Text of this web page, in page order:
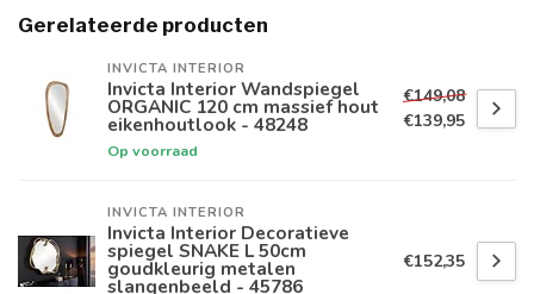
Gerelateerde producten
INVICTA INTERIOR
Invicta Interior Wandspiegel
ORGANIC 120 cm massief hout
eikenhoutlook - 48248
Op voorraad
€149,08
€139,95
INVICTA INTERIOR
Invicta Interior Decoratieve
spiegel SNAKE L 50cm
goudkleurig metalen
slangenbeeld - 45786
€152,35